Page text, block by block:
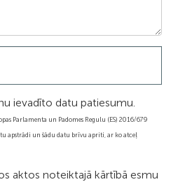
ievadīto datu patiesumu.
Parlamenta un Padomes Regulu (ES) 2016/679
apstrādi un šādu datu brīvu apriti, ar ko atceļ
aktos noteiktajā kārtībā esmu